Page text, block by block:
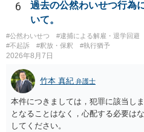
6
過去の公然わいせつ行為
いて。
#公然わいせつ #逮捕による解雇・退学回避
#不起訴
#釈放・保釈 #執行猶予
2026年8月7日
竹本 真紀 弁護士
本件につきましては，犯罪に該当し
となることはなく，心配する必要は
してください。